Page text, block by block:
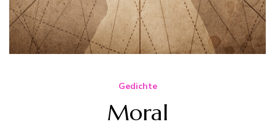
Gedichte
Moral